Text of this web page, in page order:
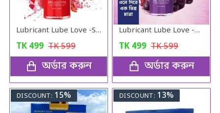
Lubricant Lube Love -Stroberry Gel
TK 499 TK599
অর্ডার করুন
Lubricant Lube Love -Blueberry Gel
TK 499 TK599
অর্ডার করুন
DISCOUNT: 15% DISCOUNT: 13%